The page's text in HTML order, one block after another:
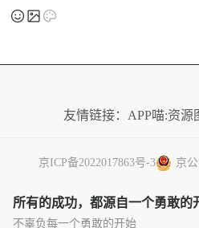
友情链接： APP喵:资源
京ICP备2022017863号-3 京
所有的成功，都源自一个勇敢的
不辜负每一个勇敢的开始